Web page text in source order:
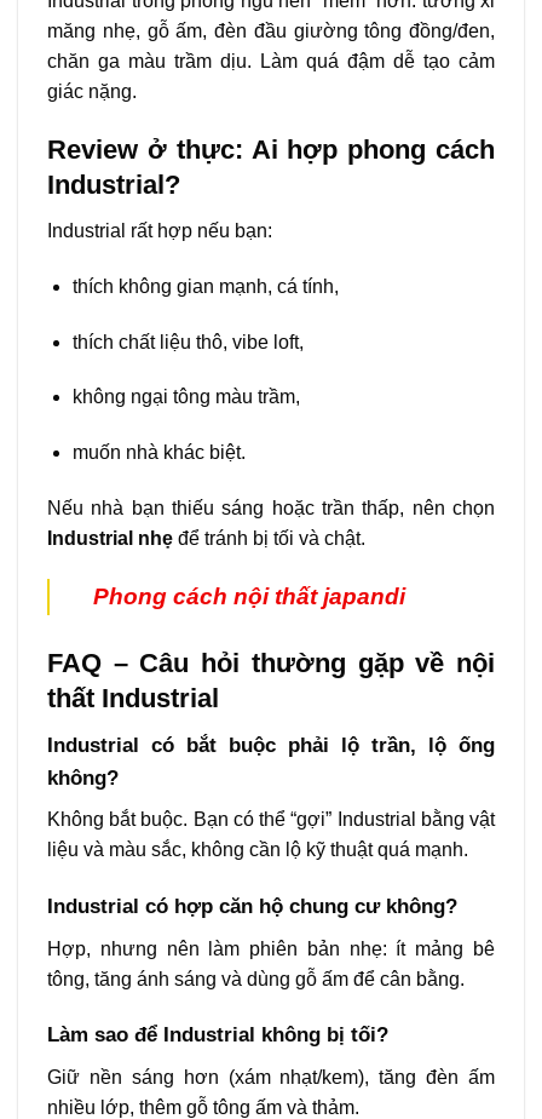
măng nhẹ, gỗ ấm, đèn đầu giường tông đồng/đen,
chăn ga màu trầm dịu. Làm quá đậm dễ tạo cảm
giác nặng.
Review ở thực: Ai hợp phong cách
Industrial?
Industrial rất hợp nếu bạn:
thích không gian mạnh, cá tính,
thích chất liệu thô, vibe loft,
không ngại tông màu trầm,
muốn nhà khác biệt.
Nếu nhà bạn thiếu sáng hoặc trần thấp, nên chọn
Industrial nhẹ để tránh bị tối và chật.
Phong cách nội thất japandi
FAQ – Câu hỏi thường gặp về nội
thất Industrial
Industrial có bắt buộc phải lộ trần, lộ ống
không?
Không bắt buộc. Bạn có thể “gợi” Industrial bằng vật
liệu và màu sắc, không cần lộ kỹ thuật quá mạnh.
Industrial có hợp căn hộ chung cư không?
Hợp, nhưng nên làm phiên bản nhẹ: ít mảng bê
tông, tăng ánh sáng và dùng gỗ ấm để cân bằng.
Làm sao để Industrial không bị tối?
Giữ nền sáng hơn (xám nhạt/kem), tăng đèn ấm
nhiều lớp, thêm gỗ tông ấm và thảm.